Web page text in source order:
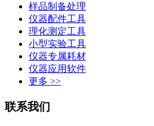
样品制备处理
仪器配件工具
理化测定工具
小型实验工具
仪器专属耗材
仪器应用软件
更多 >>
联系我们